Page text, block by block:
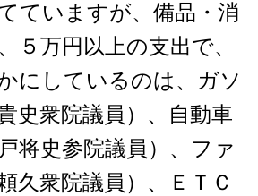
ていますが、備品・消
５万円以上の支出で、
にしているのは、ガソ
史衆院議員）、自動車
将史参院議員）、ファ
久衆院議員）、ＥＴＣ